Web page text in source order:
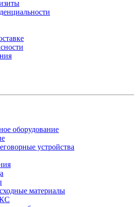
оборудование
устройства
материалы